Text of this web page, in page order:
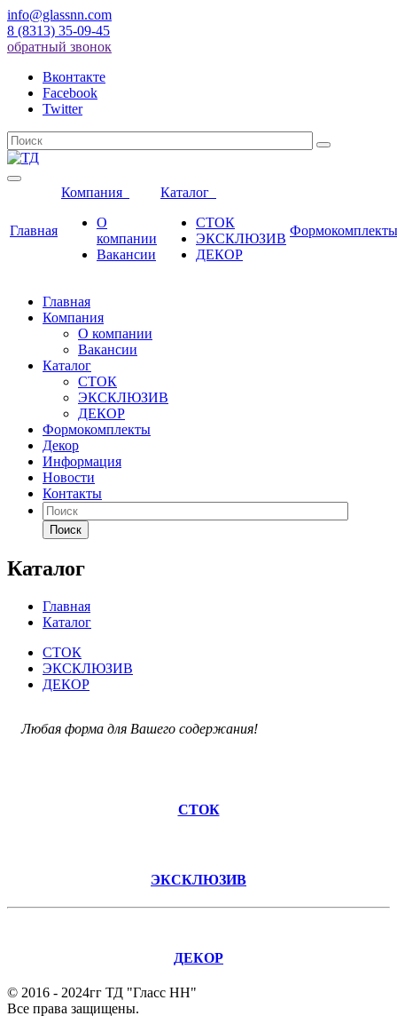
info@glassnn.com
8 (8313) 35-09-45
обратный звонок
Вконтакте
Facebook
Twitter
Главная
Компания
О
компании
Вакансии
Каталог
СТОК
ЭКСКЛЮЗИВ
ДЕКОР
Формокомплекты
Главная
Компания
О компании
Вакансии
Каталог
СТОК
ЭКСКЛЮЗИВ
ДЕКОР
Формокомплекты
Декор
Информация
Новости
Контакты
Поиск
Каталог
Главная
Каталог
СТОК
ЭКСКЛЮЗИВ
ДЕКОР
Любая форма для Вашего содержания!
СТОК
ЭКСКЛЮЗИВ
ДЕКОР
© 2016 - 2024гг ТД "Гласс НН"
Все права защищены.